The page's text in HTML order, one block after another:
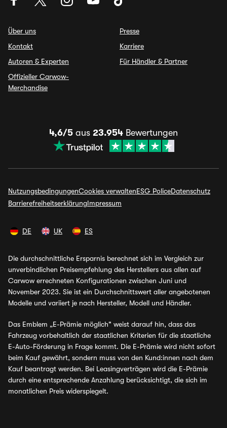
Über uns
Kontakt
Autoren & Experten
Offizieller Carwow-
Merchandise
Presse
Karriere
Für Händler & Partner
4,6/5 aus 23.954 Bewertungen
NutzungsbedingungenCookies verwaltenESG PoliceDatenschutz
BarrierefreiheitserklärungImpressum
DE UK ES
Die durchschnittliche Ersparnis berechnet sich im Vergleich zur
unverbindlichen Preisempfehlung des Herstellers aus allen auf
Carwow errechneten Konfigurationen zwischen Juni und
November 2023. Sie ist ein Durchschnittswert aller angebotenen
Modelle und variiert je nach Hersteller, Modell und Händler.
Das Emblem „E-Prämie möglich" weist darauf hin, dass das
Fahrzeug vorbehaltlich der staatlichen Kriterien für die staatliche
E-Auto-Förderung in Frage kommt. Die E-Prämie wird nicht sofort
beim Kauf gewährt, sondern muss von den Kund:innen nach dem
Kauf beantragt werden. Bei Leasingverträgen wird die E-Prämie
durch eine entsprechende Anzahlung berücksichtigt, die sich im
monatlichen Preis widerspiegelt.